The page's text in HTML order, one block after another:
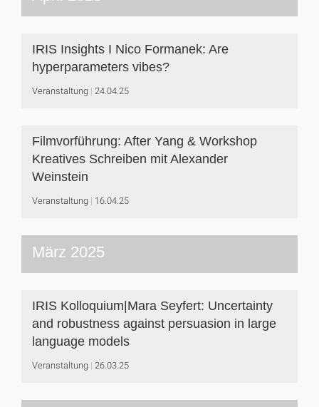
IRIS Insights I Nico Formanek: Are
hyperparameters vibes?
Veranstaltung 24.04.25
Filmvorführung: After Yang & Workshop
Kreatives Schreiben mit Alexander
Weinstein
Veranstaltung 16.04.25
März 2025
IRIS Kolloquium|Mara Seyfert: Uncertainty
and robustness against persuasion in large
language models
Veranstaltung 26.03.25